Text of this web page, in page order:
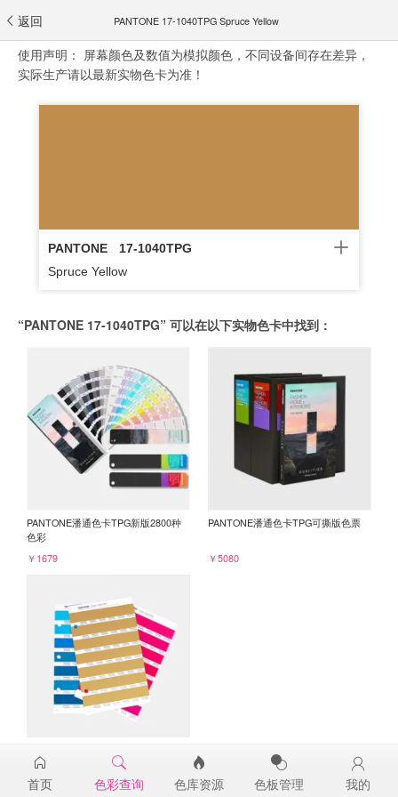
返回 PANTONE 17-1040TPG Spruce Yellow
使用声明： 屏幕颜色及数值为模拟颜色，不同设备间存在差异，
实际生产请以最新实物色卡为准！
PANTONE
17-1040TPG
Spruce Yellow
“PANTONE 17-1040TPG” 可以在以下实物色卡中找到：
PANTONE潘通色卡TPG新版2800种
色彩
￥1679
PANTONE潘通色卡TPG可撕版色票
￥5080
17-1040TPG
￥98
首页 色彩查询 色库资源 色板管理 我的